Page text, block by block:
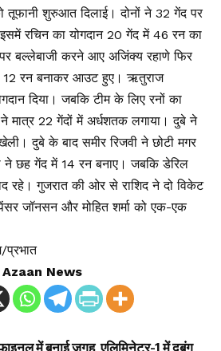
तूफानी शुरुआत दिलाई। दोनों ने 32 गेंद पर
रचिन का योगदान 20 गेंद में 46 रन का
बल्लेबाजी करने आए अजिंक्य रहाणे फिर
12 रन बनाकर आउट हुए। ऋतुराज
दिया। जबकि टीम के लिए रनों का
मात्र 22 गेंदों में अर्धशतक लगाया। दुबे ने
दुबे के बाद समीर रिजवी ने छोटी मगर
ने छह गेंद में 14 रन बनाए। जबकि डेरिल
रहे। गुजरात की ओर से राशिद ने दो विकेट
जॉनसन और मोहित शर्मा को एक-एक
प्रभात
Azaan News